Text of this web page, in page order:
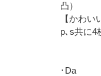
凸）
【かわい
p､s共に4
･Da